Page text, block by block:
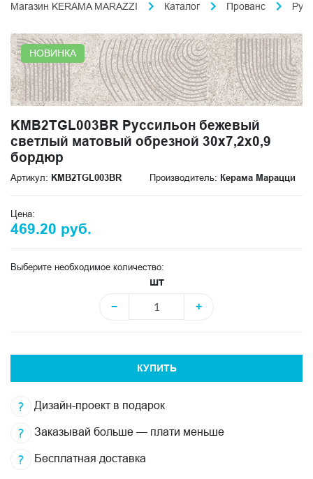
Магазин KERAMA MARAZZI Каталог Прованс
НОВИНКА
KMB2TGL003BR Руссильон бежевый
светлый матовый обрезной 30x7,2x0,9
бордюр
Артикул: KMB2TGL003BR Производитель: Керама Марацци
Цена:
469.20 руб.
Выберите необходимое количество:
шт
−
+
КУПИТЬ
Дизайн-проект в подарок
Заказывай больше — плати меньше
Бесплатная доставка